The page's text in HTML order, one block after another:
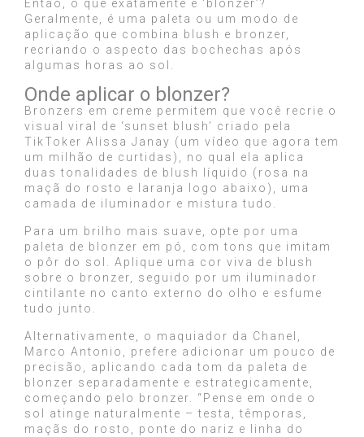
Então, o que exatamente é ‘blonzer’?
Geralmente, é uma paleta ou um modo de
aplicação que combina blush e bronzer,
recriando o aspecto das bochechas após
algumas horas ao sol.
Onde aplicar o blonzer?
Bronzers em creme permitem que você recrie o
visual viral de ‘sunset blush’ criado pela
TikToker Alissa Janay (um vídeo que agora tem
um milhão de curtidas), no qual ela aplica
duas tonalidades de blush líquido (rosa na
maçã do rosto e laranja logo abaixo), uma
camada de iluminador e mistura tudo.
Para um brilho mais suave, opte por uma
paleta de blonzer em pó, com tons que imitam
o pôr do sol. Aplique uma cor viva de blush
sobre o bronzer, seguido por um iluminador
cintilante no canto externo do olho e esfume
tudo junto.
Alternativamente, o maquiador da Chanel,
Marco Antonio, prefere adicionar um pouco de
precisão, aplicando cada tom da paleta de
blonzer separadamente e estrategicamente,
começando pelo bronzer. “Pense em onde o
sol atinge naturalmente – testa, têmporas,
maçãs do rosto, ponte do nariz e linha do